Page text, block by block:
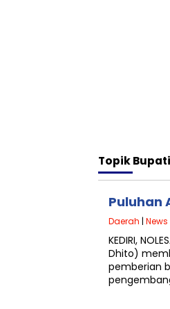
Topik
Puluhan
Daerah | News
KEDIRI,
Dhito)
pemberian